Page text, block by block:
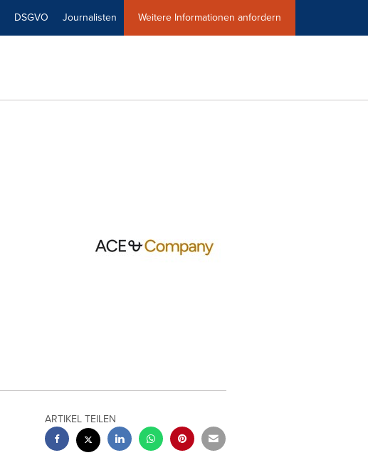
DSGVO Journalisten Weitere Informationen anfordern
ARTIKEL TEILEN